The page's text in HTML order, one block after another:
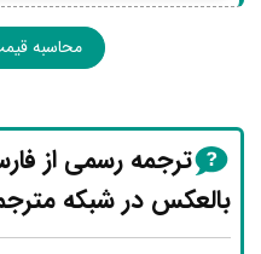
محاسبه
ترجمه رسمی از
بالعکس در شبکه